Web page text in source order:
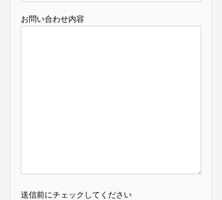
お問い合わせ内容
送信前にチェックしてください